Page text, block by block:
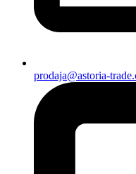
prodaja@astoria-